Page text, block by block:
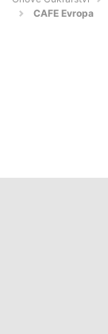
CAFE Evropa